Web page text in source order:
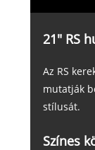
21" RS
Az RS
mutatják
stílusát.
Színes